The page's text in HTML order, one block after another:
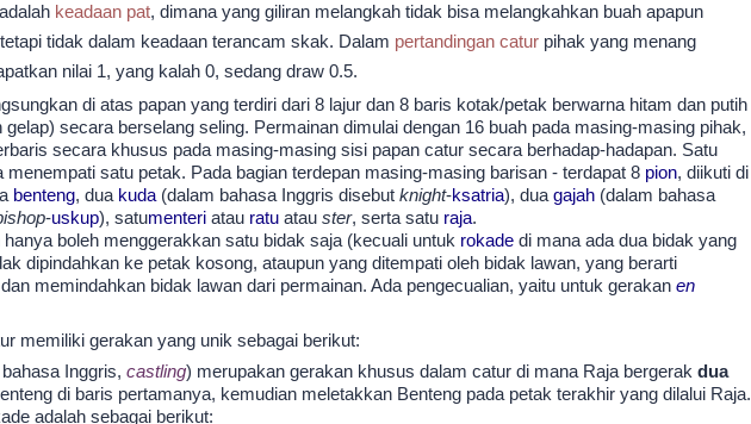
keadaan pat, dimana yang giliran melangkah tidak bisa melangkahkan buah apapun
tidak dalam keadaan terancam skak. Dalam pertandingan catur pihak yang menang
nilai 1, yang kalah 0, sedang draw 0.5.
di atas papan yang terdiri dari 8 lajur dan 8 baris kotak/petak berwarna hitam dan putih
gelap) secara berselang seling. Permainan dimulai dengan 16 buah pada masing-masing pihak,
secara khusus pada masing-masing sisi papan catur secara berhadap-hadapan. Satu
menempati satu petak. Pada bagian terdepan masing-masing barisan - terdapat 8 pion, diikuti di
benteng, dua kuda (dalam bahasa Inggris disebut knight-ksatria), dua gajah (dalam bahasa
-uskup), satumenteri atau ratu atau ster, serta satu raja.
hanya boleh menggerakkan satu bidak saja (kecuali untuk rokade di mana ada dua bidak yang
dipindahkan ke petak kosong, ataupun yang ditempati oleh bidak lawan, yang berarti
memindahkan bidak lawan dari permainan. Ada pengecualian, yaitu untuk gerakan en
memiliki gerakan yang unik sebagai berikut:
Inggris, castling) merupakan gerakan khusus dalam catur di mana Raja bergerak dua
di baris pertamanya, kemudian meletakkan Benteng pada petak terakhir yang dilalui Raja.
adalah sebagai berikut: